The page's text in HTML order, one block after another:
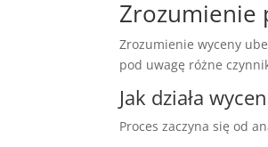
Zrozumienie
Zrozumienie wyceny
pod uwagę różne
Jak działa
Proces zaczyna się od